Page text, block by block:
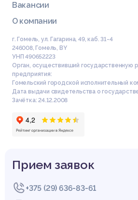
Вакансии
О компании
г. Гомель, ул. Гагарина, 49, каб. 31-4
246008, Гомель, BY
УНП 490652223
Орган, осуществивший государственную
предприятия:
Гомельский городской исполнительный
Дата выдачи свидетельства о
Зачётка: 24.12.2008
Прием заявок
+375 (29) 636-83-61